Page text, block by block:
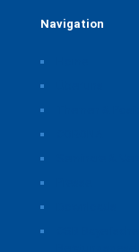
Navigation